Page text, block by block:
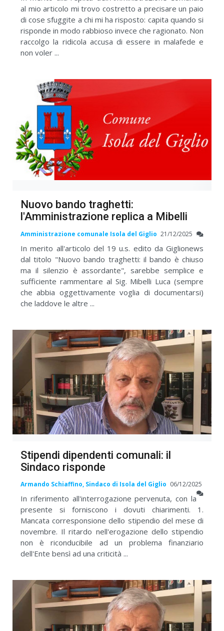
al mio articolo mi trovo costretto a precisare un paio
di cose sfuggite a chi mi ha risposto: capita quando si
risponde in modo rabbioso invece che ragionato. Non
raccolgo la ridicola accusa di essere in malafede e
non voler ...
Nuovo bando traghetti:
l'Amministrazione replica a Mibelli
Amministrazione comunale Isola del Giglio 21/12/2025
In merito all'articolo del 19 u.s. edito da Giglionews
dal titolo "Nuovo bando traghetti: il bando è chiuso
ma il silenzio è assordante", sarebbe semplice e
sufficiente rammentare al Sig. Mibelli Luca (sempre
che abbia oggettivamente voglia di documentarsi)
che laddove le altre ...
Stipendi dipendenti comunali: il
Sindaco risponde
Armando Schiaffino, Sindaco di Isola del Giglio 06/12/2025
In riferimento all'interrogazione pervenuta, con la
presente si forniscono i dovuti chiarimenti. 1.
Mancata corresponsione dello stipendio del mese di
novembre. Il ritardo nell'erogazione dello stipendio
non è riconducibile ad un problema finanziario
dell'Ente bensì ad una criticità ...